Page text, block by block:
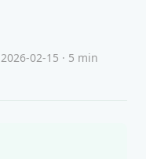
02-15 · 5 min